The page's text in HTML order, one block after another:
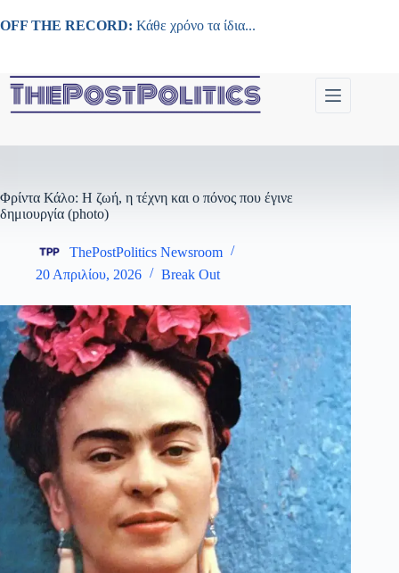
στο
OFF THE RECORD: Κάθε χρόνο τα ίδια...
Φρίντα Κάλο: Η ζωή, η τέχνη και ο πόνος που έγινε
δημιουργία (photo)
ThePostPolitics Newsroom
20 Απριλίου, 2026
Break Out